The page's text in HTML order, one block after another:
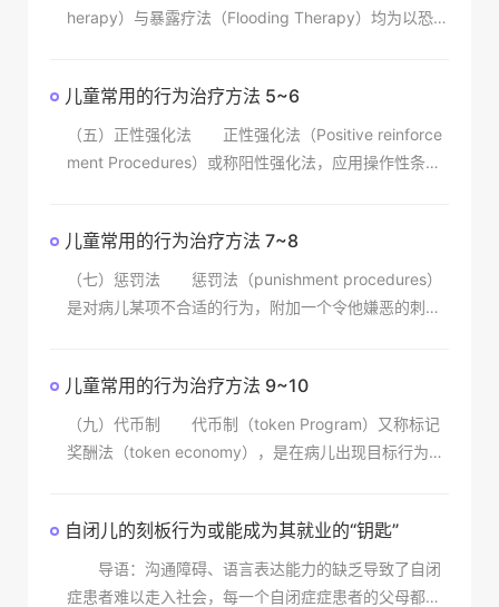
herapy）与暴露疗法（Flooding Therapy）均为以恐治
儿童常用的行为治疗方法 5~6
（五）正性强化法 正性强化法（Positive reinforce
ment Procedures）或称阳性强化法，应用操作性条件
儿童常用的行为治疗方法 7~8
（七）惩罚法 惩罚法（punishment procedures）
是对病儿某项不合适的行为，附加一个令他嫌恶的刺激
儿童常用的行为治疗方法 9~10
（九）代币制 代币制（token Program）又称标记
奖酬法（token economy），是在病儿出现目标行为
自闭儿的刻板行为或能成为其就业的“钥匙”
导语：沟通障碍、语言表达能力的缺乏导致了自闭
症患者难以走入社会，每一个自闭症症患者的父母都迫